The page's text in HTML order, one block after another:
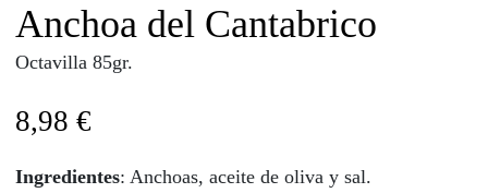
Anchoa del Cantabrico
Octavilla 85gr.
8,98 €
Ingredientes: Anchoas, aceite de oliva y sal.